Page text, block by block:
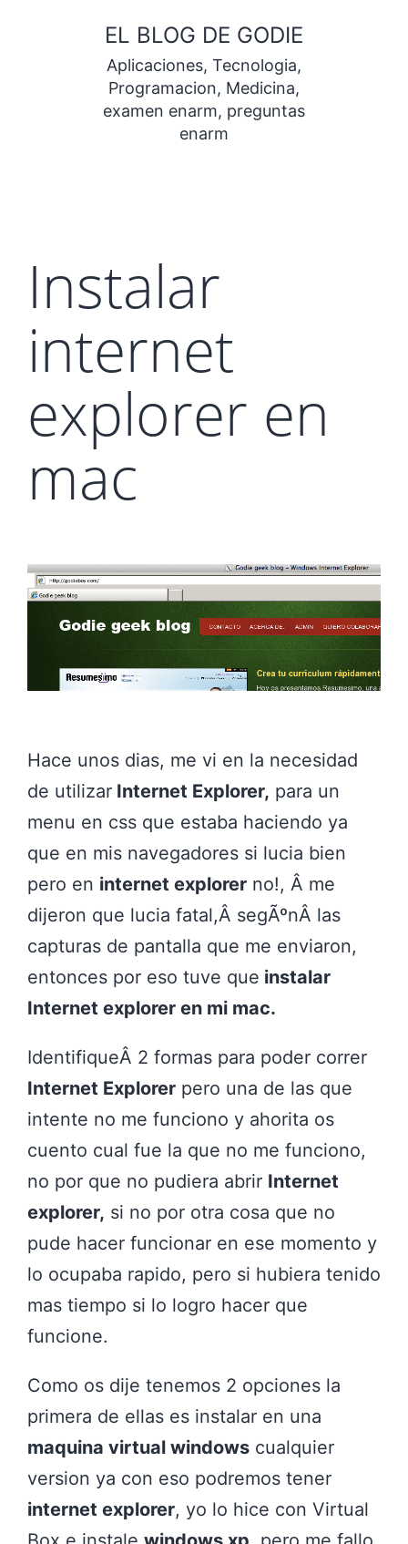
contenido
EL BLOG DE GODIE
Aplicaciones, Tecnologia,
Programacion, Medicina,
examen enarm, preguntas
enarm
Instalar
internet
explorer en
mac
Hace unos dias, me vi en la necesidad
de utilizar Internet Explorer, para un
menu en css que estaba haciendo ya
que en mis navegadores si lucia bien
pero en internet explorer no!, Â me
dijeron que lucia fatal,Â segÃºnÂ las
capturas de pantalla que me enviaron,
entonces por eso tuve que instalar
Internet explorer en mi mac.
IdentifiqueÂ 2 formas para poder correr
Internet Explorer pero una de las que
intente no me funciono y ahorita os
cuento cual fue la que no me funciono,
no por que no pudiera abrir Internet
explorer, si no por otra cosa que no
pude hacer funcionar en ese momento y
lo ocupaba rapido, pero si hubiera tenido
mas tiempo si lo logro hacer que
funcione.
Como os dije tenemos 2 opciones la
primera de ellas es instalar en una
maquina virtual windows cualquier
version ya con eso podremos tener
internet explorer, yo lo hice con Virtual